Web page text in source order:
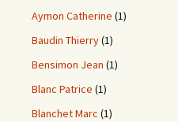
Aymon Catherine (1)
Baudin Thierry(1)
Bensimon Jean (1)
Blanc Patrice (1)
Blanchet Marc (1)